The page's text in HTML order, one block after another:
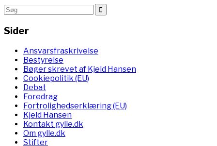
Sider
Ansvarsfraskrivelse
Bestyrelse
Bøger skrevet af Kjeld Hansen
Cookiepolitik (EU)
Debat
Foredrag
Fortrolighedserklæring (EU)
Kjeld Hansen
Kontakt gylle.dk
Om gylle.dk
Stifter